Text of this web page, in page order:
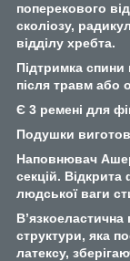
поперекового
сколіозу,
відділу хребта.
Підтримка спини
після травм або
Є 3 ремені для
Подушки
Наповнювач Ашер
секцій.
людської ваги
В’язкоеластична
структури, яка
латексу,